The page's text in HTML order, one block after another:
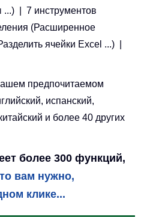
...) | 7 инструментов
(Расширенное
ячейки Excel ...) |
предпочитаемом
испанский,
и более 40 других
более 300 функций,
вам нужно,
клике...